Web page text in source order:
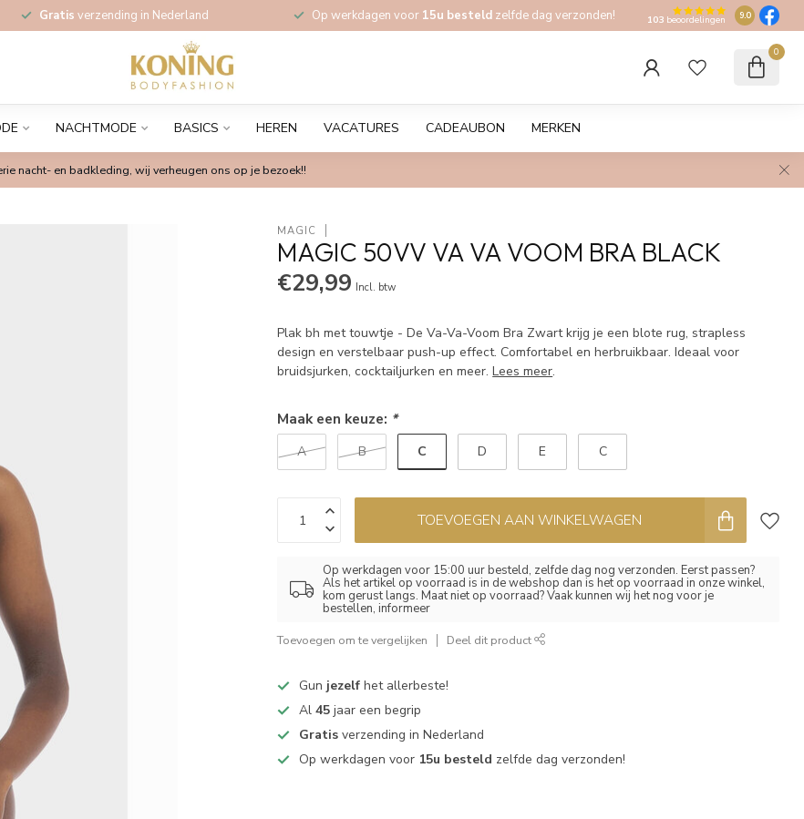
Gratis verzending in Nederland Op werkdagen voor 15u besteld zelfde dag verzonden! 103 beoordelingen 9.0
0
NACHTMODE BASICS HEREN VACATURES CADEAUBON MERKEN
nacht- en badkleding, wij verheugen ons op je bezoek!!
MAGIC
MAGIC 50VV VA VA VOOM BRA BLACK
€29,99 Incl. btw
Plak bh met touwtje - De Va-Va-Voom Bra Zwart krijg je een blote rug, strapless
design en verstelbaar push-up effect. Comfortabel en herbruikbaar. Ideaal voor
bruidsjurken, cocktailjurken en meer.Lees meer.
Maak een keuze: *
A B C D E C
TOEVOEGEN AAN WINKELWAGEN
Op werkdagen voor 15:00 uur besteld, zelfde dag nog verzonden. Eerst passen?
Als het artikel op voorraad is in de webshop dan is het op voorraad in onze winkel,
kom gerust langs. Maat niet op voorraad? Vaak kunnen wij het nog voor je
bestellen, informeer
Toevoegen om te vergelijken Deel dit product
Gun jezelf het allerbeste!
Al45 jaar een begrip
Gratis verzending in Nederland
Op werkdagen voor 15u besteld zelfde dag verzonden!